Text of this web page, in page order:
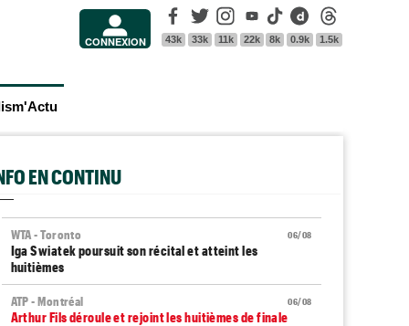
CONNEXION
Facebook
43k
Twitter
33k
Instagram
11k
Youtube
22k
Tik Tok
8k
Dailymotion
0.9k 1.5k
EN CONTINU
06/08
WTA - Toronto
Iga Swiatek poursuit son récital et atteint les
huitièmes
06/08
ATP - Montréal
Arthur Fils déroule et rejoint les huitièmes de finale